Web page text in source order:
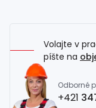
Volajte v
píšte na
Odborné
+421